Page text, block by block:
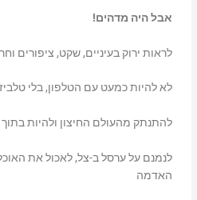
אבל היה מדהים!
לראות ירוק בעיניים, שקט, ציפורים
לא להיות כמעט עם הטלפון, בלי
להתנתק מהעולם החיצון ולהיות
לנמנם על ערסל ב-צל, לאכול את
האדמה